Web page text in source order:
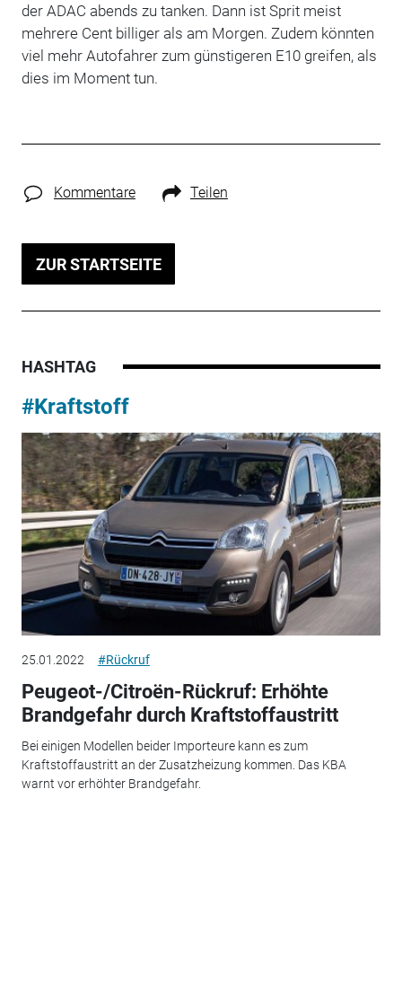
der ADAC abends zu tanken. Dann ist Sprit meist
mehrere Cent billiger als am Morgen. Zudem könnten
viel mehr Autofahrer zum günstigeren E10 greifen, als
dies im Moment tun.
Kommentare Teilen
ZUR STARTSEITE
HASHTAG
#Kraftstoff
25.01.2022 #Rückruf
Peugeot-/Citroën-Rückruf: Erhöhte
Brandgefahr durch Kraftstoffaustritt
Bei einigen Modellen beider Importeure kann es zum
Kraftstoffaustritt an der Zusatzheizung kommen. Das KBA
warnt vor erhöhter Brandgefahr.